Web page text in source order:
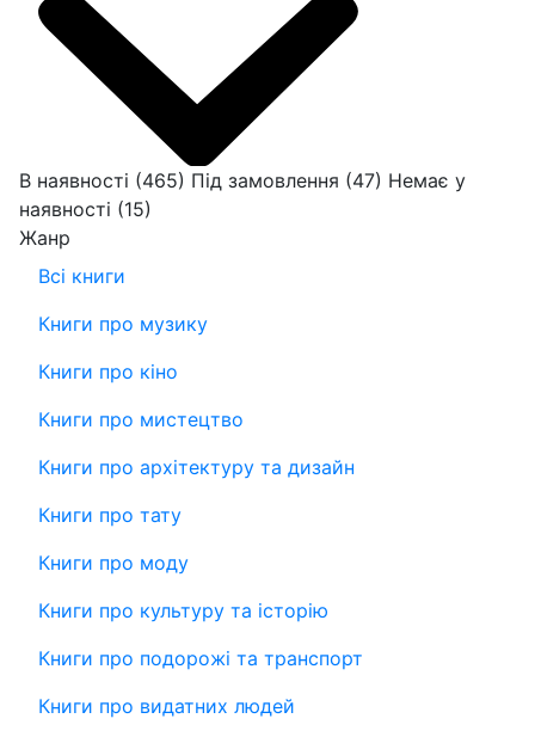
В наявності (465) Під замовлення (47) Немає у
наявності (15)
Жанр
Всі книги
Книги про музику
Книги про кіно
Книги про мистецтво
Книги про архітектуру та дизайн
Книги про тату
Книги про моду
Книги про культуру та історію
Книги про подорожі та транспорт
Книги про видатних людей